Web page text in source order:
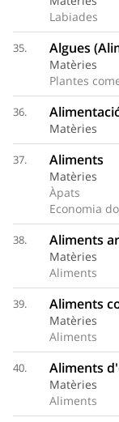
Labiades
35. Algues
Matèries
Plantes
36.
Matèries
37. Aliments
Matèries
Àpats
Economia
38. Aliments
Matèries
Aliments
39. Aliments
Matèries
Aliments
40. Aliments
Matèries
Aliments